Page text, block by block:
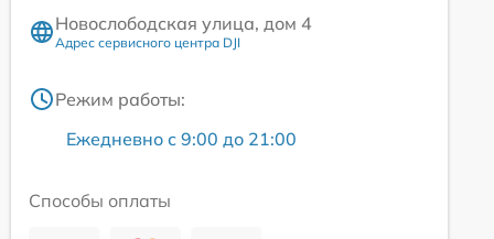
Новослободская улица, дом 4
Адрес сервисного центра DJI
Режим работы:
Ежедневно с 9:00 до 21:00
Способы оплаты